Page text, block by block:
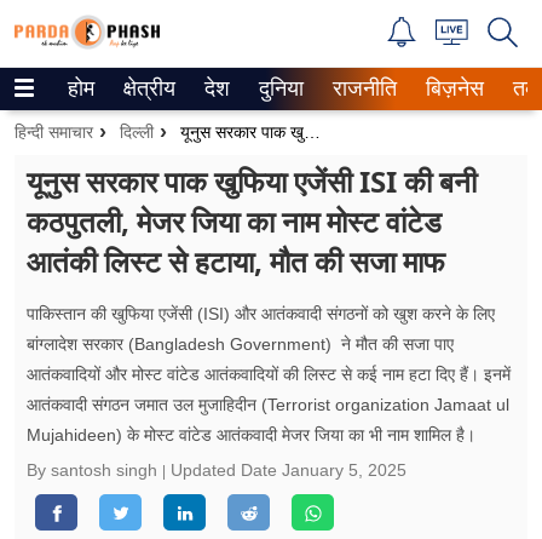
Trending on Google News
वेब स्टोरीज
उत्तर प्रदेश
गैलरी
वीडियो
रिलेशनशिप
जीवन मंत्रा
होम क्षेत्रीय देश दुनिया राजनीति बिज़नेस
हिन्दी समाचार दिल्ली
यूनुस सरकार पाक खुफिया एजेंसी ISI की बनी
कठपुतली, मेजर जिया का नाम मोस्ट वांटेड
आतंकी लिस्ट से हटाया, मौत की सजा माफ
पाकिस्तान की खुफिया एजेंसी (ISI) और आतंकवादी संगठनों को खुश करने के लिए
बांग्लादेश सरकार (Bangladesh Government) ने मौत की सजा पाए
आतंकवादियों और मोस्ट वांटेड आतंकवादियों की लिस्ट से कई नाम हटा दिए हैं। इनमें
आतंकवादी संगठन जमात उल मुजाहिदीन (Terrorist organization Jamaat ul
Mujahideen) के मोस्ट वांटेड आतंकवादी मेजर जिया का भी नाम शामिल है।
By santosh singh
Updated Date January 5, 2025